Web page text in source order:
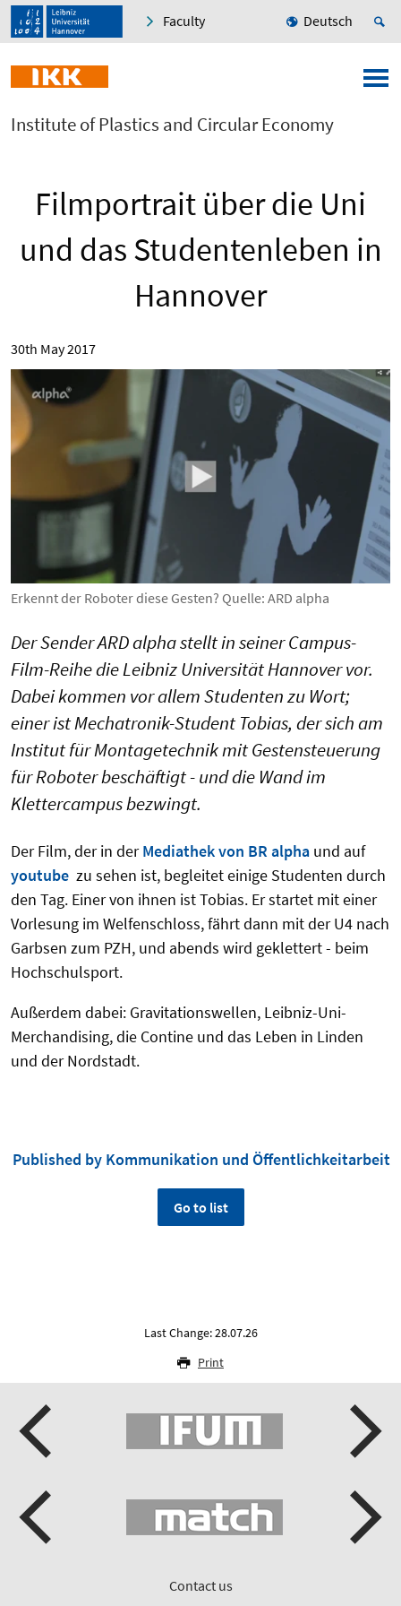
Faculty Deutsch
Institute of Plastics and Circular Economy
Filmportrait über die Uni
und das Studentenleben in
Hannover
30th May 2017
Erkennt der Roboter diese Gesten? Quelle: ARD alpha
Der Sender ARD alpha stellt in seiner Campus-
Film-Reihe die Leibniz Universität Hannover vor.
Dabei kommen vor allem Studenten zu Wort;
einer ist Mechatronik-Student Tobias, der sich am
Institut für Montagetechnik mit Gestensteuerung
für Roboter beschäftigt - und die Wand im
Klettercampus bezwingt.
Der Film, der in derMediathek von BR alpha und auf
youtube zu sehen ist, begleitet einige Studenten durch
den Tag. Einer von ihnen ist Tobias. Er startet mit einer
Vorlesung im Welfenschloss, fährt dann mit der U4 nach
Garbsen zum PZH, und abends wird geklettert - beim
Hochschulsport.
Außerdem dabei: Gravitationswellen, Leibniz-Uni-
Merchandising, die Contine und das Leben in Linden
und der Nordstadt.
Published by Kommunikation und Öffentlichkeitarbeit
Go to list
Last Change: 28.07.26
Print
Contact us